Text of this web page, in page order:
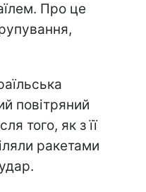
Про це
повітряний
того, як з її
ракетами